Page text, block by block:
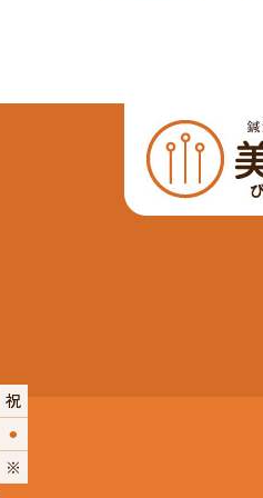
祝
⚫︎
※